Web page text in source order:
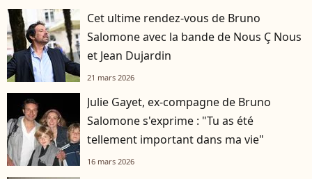
Cet ultime rendez-vous de Bruno
Salomone avec la bande de Nous Ç Nous
et Jean Dujardin
21 mars 2026
Julie Gayet, ex-compagne de Bruno
Salomone s'exprime : "Tu as été
tellement important dans ma vie"
16 mars 2026